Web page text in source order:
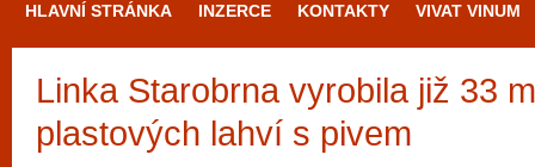
HLAVNÍ STRÁNKA INZERCE KONTAKTY VIVAT VINUM
Linka Starobrna vyrobila již 33
plastových lahví s pivem
Průvodce
Brně: Od